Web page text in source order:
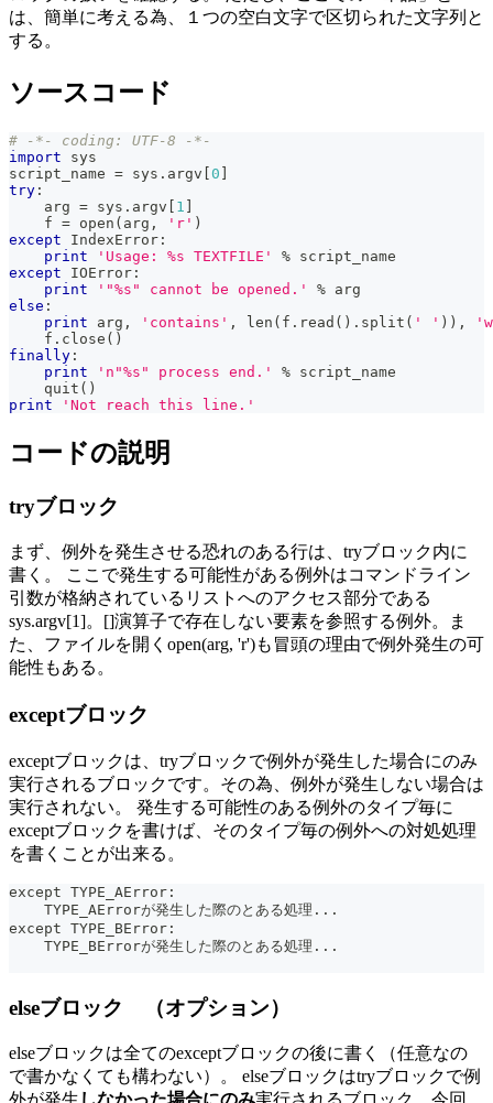
は、簡単に考える為、１つの空白文字で区切られた文字列と
する。
ソースコード
# -*- coding: UTF-8 -*-
import sys
script_name = sys . argv 0
try :
    arg
= sys . argv 1
    f
= open ( arg , 'r' )
except IndexError :
print
'Usage: %s TEXTFILE' % script_name
except IOError :
print
'"%s" cannot be opened.' % arg
else :
print arg , 'contains' , len ( f . read ( ) . split ( ' ' ) ) ,
    f
. close ( )
finally :
print
'n"%s" process end.' % script_name
    quit
( )
print
'Not reach this line.'
コードの説明
tryブロック
まず、例外を発生させる恐れのある行は、tryブロック内に
書く。 ここで発生する可能性がある例外はコマンドライン
引数が格納されているリストへのアクセス部分である
sys.argv[1]。[]演算子で存在しない要素を参照する例外。ま
た、ファイルを開くopen(arg, 'r')も冒頭の理由で例外発生の可
能性もある。
exceptブロック
exceptブロックは、tryブロックで例外が発生した場合にのみ
実行されるブロックです。その為、例外が発生しない場合は
実行されない。 発生する可能性のある例外のタイプ毎に
exceptブロックを書けば、そのタイプ毎の例外への対処処理
を書くことが出来る。
except TYPE_AError:
    TYPE_AErrorが発生した際のとある処理...
except TYPE_BError:
    TYPE_BErrorが発生した際のとある処理...
elseブロック （オプション）
elseブロックは全てのexceptブロックの後に書く（任意なの
で書かなくても構わない）。 elseブロックはtryブロックで例